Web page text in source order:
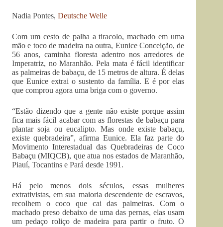
Nadia Pontes, Deutsche Welle
Com um cesto de palha a tiracolo, machado em uma
mão e toco de madeira na outra, Eunice Conceição, de
56 anos, caminha floresta adentro nos arredores de
Imperatriz, no Maranhão. Pela mata é fácil identificar
as palmeiras de babaçu, de 15 metros de altura. É delas
que Eunice extrai o sustento da família. E é por elas
que comprou agora uma briga com o governo.
“Estão dizendo que a gente não existe porque assim
fica mais fácil acabar com as florestas de babaçu para
plantar soja ou eucalipto. Mas onde existe babaçu,
existe quebradeira”, afirma Eunice. Ela faz parte do
Movimento Interestadual das Quebradeiras de Coco
Babaçu (MIQCB), que atua nos estados de Maranhão,
Piauí, Tocantins e Pará desde 1991.
Há pelo menos dois séculos, essas mulheres
extrativistas, em sua maioria descendente de escravos,
recolhem o coco que cai das palmeiras. Com o
machado preso debaixo de uma das pernas, elas usam
um pedaço roliço de madeira para partir o fruto. O